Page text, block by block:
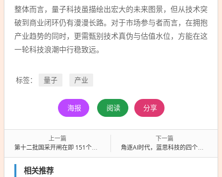
整体而言，量子科技虽描绘出宏大的未来图景，但从技术突
破到商业闭环仍有漫漫长路。对于市场参与者而言，在拥抱
产业趋势的同时，更需甄别技术真伪与估值水位，方能在这
一轮科技浪潮中行稳致远。
标签： 量子 产业
海报 阅读 分享
上一篇
第十二批国采开闸在即 151个候选品种冲击千亿市场
下一篇
角逐AI时代，蓝思科技的四个飞轮和两大引擎
相关推荐